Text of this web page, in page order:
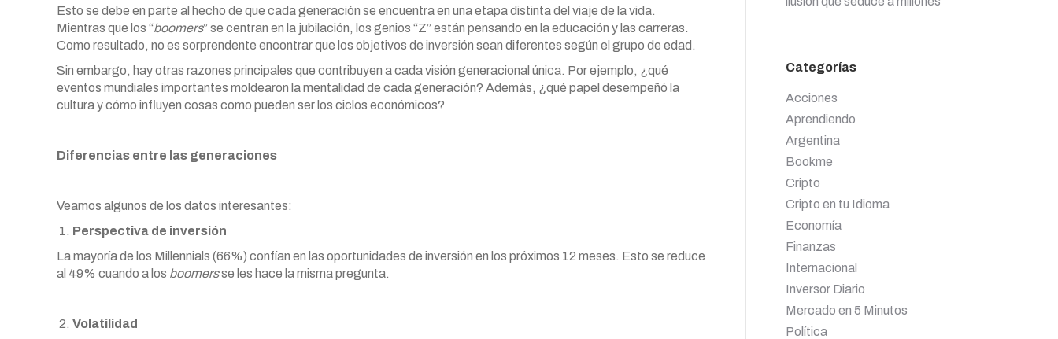
Esto se debe en parte al hecho de que cada generación se encuentra en una etapa distinta del viaje de la vida.
Mientras que los “boomers” se centran en la jubilación, los genios “Z” están pensando en la educación y las carreras.
Como resultado, no es sorprendente encontrar que los objetivos de inversión sean diferentes según el grupo de edad.
Sin embargo, hay otras razones principales que contribuyen a cada visión generacional única. Por ejemplo, ¿qué
eventos mundiales importantes moldearon la mentalidad de cada generación? Además, ¿qué papel desempeñó la
cultura y cómo influyen cosas como pueden ser los ciclos económicos?
Diferencias entre las generaciones
Veamos algunos de los datos interesantes:
Perspectiva de inversión
La mayoría de los Millennials (66%) confían en las oportunidades de inversión en los próximos 12 meses. Esto se reduce
al 49% cuando a los boomersse les hace la misma pregunta.
Volatilidad
Categorías
Acciones
Aprendiendo
Argentina
Bookme
Cripto
Cripto en tu Idioma
Economía
Finanzas
Internacional
Inversor Diario
Mercado en 5 Minutos
Política